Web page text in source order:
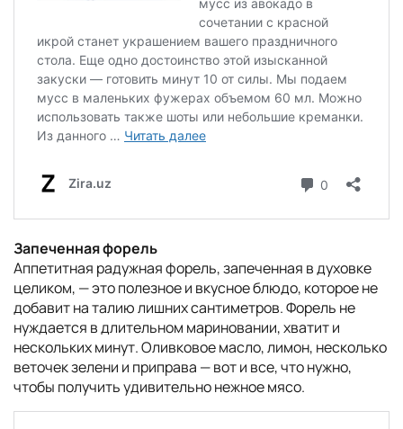
Запеченная форель
Аппетитная радужная форель, запеченная в духовке
целиком, — это полезное и вкусное блюдо, которое не
добавит на талию лишних сантиметров. Форель не
нуждается в длительном мариновании, хватит и
нескольких минут. Оливковое масло, лимон, несколько
веточек зелени и приправа — вот и все, что нужно,
чтобы получить удивительно нежное мясо.